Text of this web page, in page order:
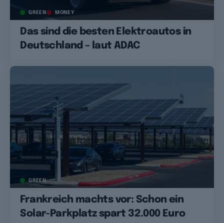
GREEN MONEY
Das sind die besten Elektroautos in
Deutschland – laut ADAC
GREEN
Frankreich machts vor: Schon ein
Solar-Parkplatz spart 32.000 Euro